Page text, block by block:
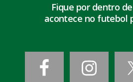
Fique por dentro
acontece no futebol